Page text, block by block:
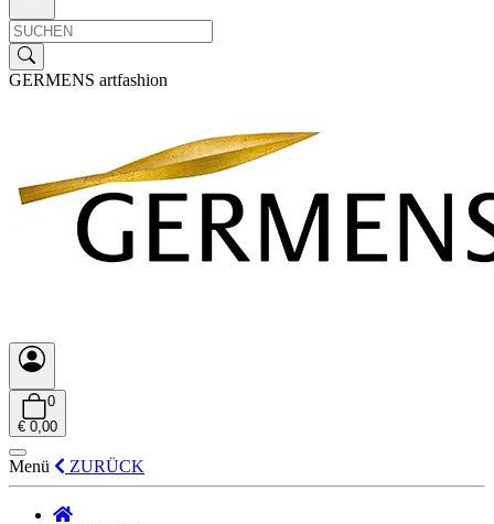
GERMENS artfashion
0
€ 0,00
Menü ZURÜCK